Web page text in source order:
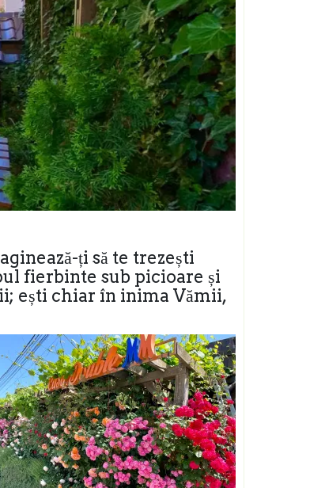
ți să te trezești
fierbinte sub picioare și
ești chiar în inima Vămii,